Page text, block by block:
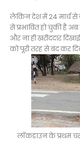
लेकिन देश में 24 मार्च से
से प्रभावित हो चुकी है अब
और ना ही खरीददार
को पूरी तरह से बंद कर
लॉकडाउन के प्रथम